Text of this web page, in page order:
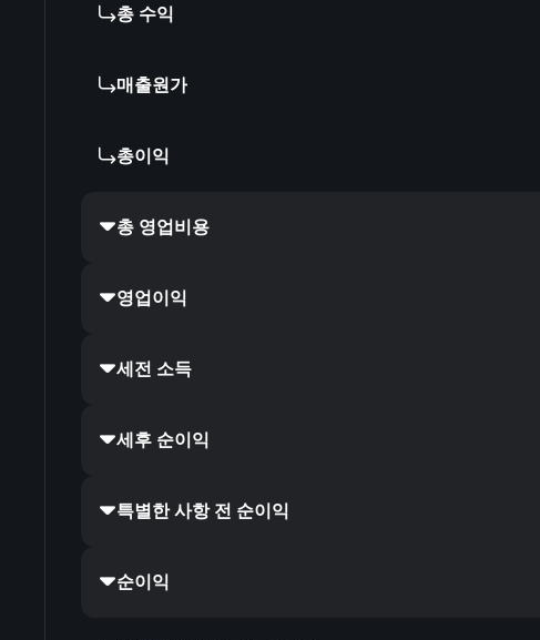
총 수익
매출원가
총이익
총 영업비용
영업이익
세전 소득
세후 순이익
특별한 사항 전 순이익
순이익